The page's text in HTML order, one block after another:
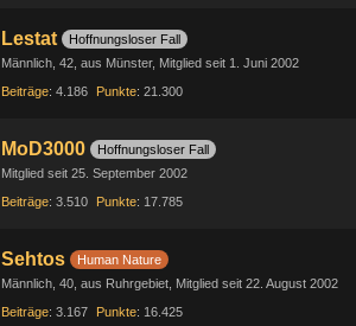
Lestat
Hoffnungsloser Fall
Männlich 42 aus Münster
Mitglied seit 1. Juni 2002
Beiträge 4.186 Punkte 21.300
MoD3000
Hoffnungsloser Fall
Mitglied seit 25. September 2002
Beiträge 3.510 Punkte 17.785
Sehtos
Human Nature
Männlich 40 aus Ruhrgebiet
Mitglied seit 22. August 2002
Beiträge 3.167 Punkte 16.425